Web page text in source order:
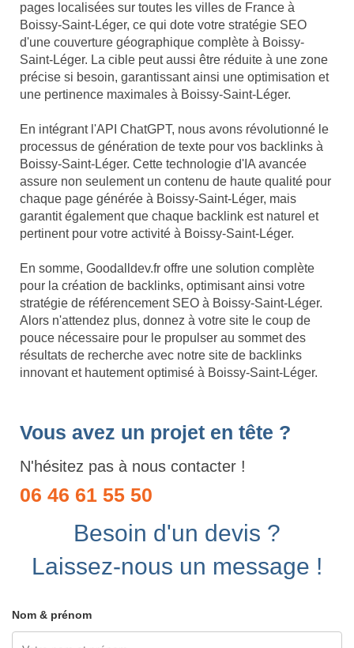
pages localisées sur toutes les villes de France à
Boissy-Saint-Léger, ce qui dote votre stratégie SEO
d'une couverture géographique complète à Boissy-
Saint-Léger. La cible peut aussi être réduite à une zone
précise si besoin, garantissant ainsi une optimisation et
une pertinence maximales à Boissy-Saint-Léger.
En intégrant l'API ChatGPT, nous avons révolutionné le
processus de génération de texte pour vos backlinks à
Boissy-Saint-Léger. Cette technologie d'IA avancée
assure non seulement un contenu de haute qualité pour
chaque page générée à Boissy-Saint-Léger, mais
garantit également que chaque backlink est naturel et
pertinent pour votre activité à Boissy-Saint-Léger.
En somme, Goodalldev.fr offre une solution complète
pour la création de backlinks, optimisant ainsi votre
stratégie de référencement SEO à Boissy-Saint-Léger.
Alors n'attendez plus, donnez à votre site le coup de
pouce nécessaire pour le propulser au sommet des
résultats de recherche avec notre site de backlinks
innovant et hautement optimisé à Boissy-Saint-Léger.
Vous avez un projet en tête ?
N'hésitez pas à nous contacter !
06 46 61 55 50
Besoin d'un devis ?
Laissez-nous un message !
Nom & prénom